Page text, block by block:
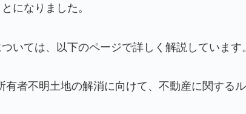
になりました。
いては、以下のページで詳しく解説しています
者不明土地の解消に向けて、不動産に関する